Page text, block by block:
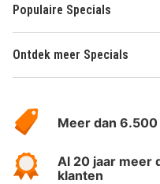
Populaire Specials
Ontdek meer Specials
HotelSpecials
Meer dan
Al 20 jaar meer
klanten